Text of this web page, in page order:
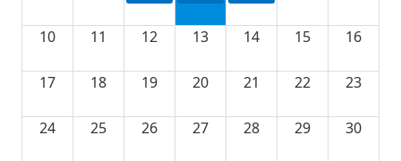
10 11 12 13 14 15 16
17 18 19 20 21 22 23
24 25 26 27 28 29 30